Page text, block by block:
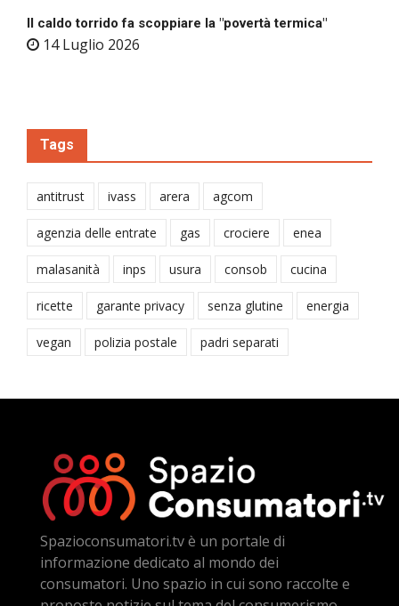
Il caldo torrido fa scoppiare la "povertà termica"
14 Luglio 2026
Tags
antitrust ivass arera agcom
agenzia delle entrate gas crociere enea
malasanità inps usura consob cucina
ricette garante privacy senza glutine energia
vegan polizia postale padri separati
Spazioconsumatori.tv è un portale di
informazione dedicato al mondo dei
consumatori. Uno spazio in cui sono raccolte e